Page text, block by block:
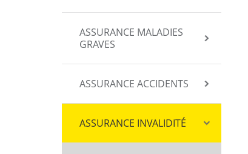
ASSURANCE MALADIES
GRAVES
ASSURANCE ACCIDENTS
ASSURANCE INVALIDITÉ